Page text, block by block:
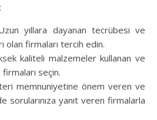
yıllara dayanan tecrübesi ve
olan firmaları tercih edin.
kaliteli malzemeler kullanan ve
seçin.
memnuniyetine önem veren ve
sorularınıza yanıt veren firmalarla